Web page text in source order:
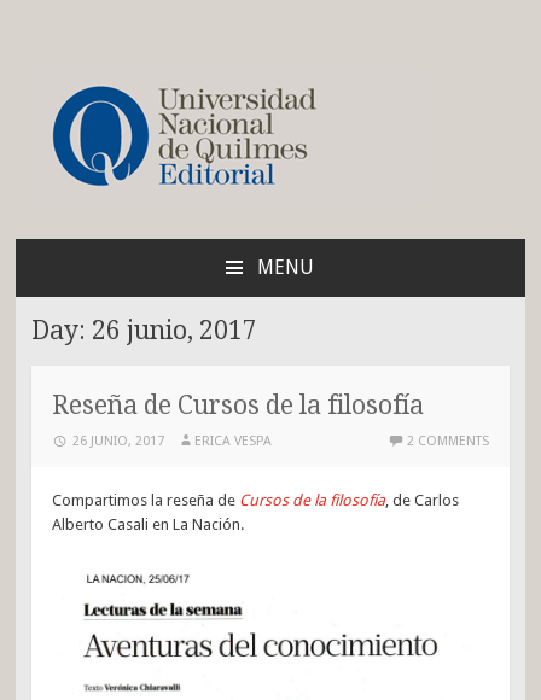
Blog de la Editorial de
MENU
CONTENT
Day: 26 junio, 2017
Reseña de Cursos de la filosofía
26 JUNIO, 2017 ERICA VESPA 2 COMMENTS
Compartimos la reseña de Cursos de la filosofía, de Carlos
Alberto Casali en La Nación.